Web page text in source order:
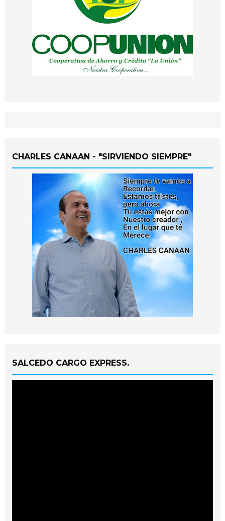
CHARLES CANAAN - "SIRVIENDO SIEMPRE"
SALCEDO CARGO EXPRESS.